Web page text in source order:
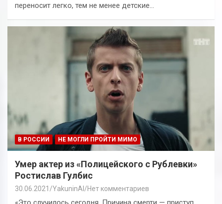
переносит легко, тем не менее детские…
В РОССИИ НЕ МОГЛИ ПРОЙТИ МИМО
Умер актер из «Полицейского с Рублевки»
Ростислав Гулбис
30.06.2021 YakuninAI Нет комментариев